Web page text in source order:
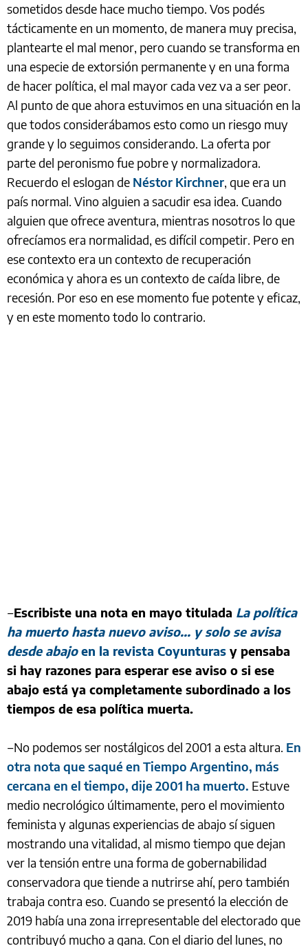
sometidos desde hace mucho tiempo. Vos podés
tácticamente en un momento, de manera muy precisa,
plantearte el mal menor, pero cuando se transforma en
una especie de extorsión permanente y en una forma
de hacer política, el mal mayor cada vez va a ser peor.
Al punto de que ahora estuvimos en una situación en la
que todos considerábamos esto como un riesgo muy
grande y lo seguimos considerando. La oferta por
parte del peronismo fue pobre y normalizadora.
Recuerdo el eslogan de Néstor Kirchner, que era un
país normal. Vino alguien a sacudir esa idea. Cuando
alguien que ofrece aventura, mientras nosotros lo que
ofrecíamos era normalidad, es difícil competir. Pero en
ese contexto era un contexto de recuperación
económica y ahora es un contexto de caída libre, de
recesión. Por eso en ese momento fue potente y eficaz,
y en este momento todo lo contrario.
‒Escribiste una nota en mayo titulada La política
ha muerto hasta nuevo aviso... y solo se avisa
desde abajoen la revista Coyunturas y pensaba
si hay razones para esperar ese aviso o si ese
abajo está ya completamente subordinado a los
tiempos de esa política muerta.
‒No podemos ser nostálgicos del 2001 a esta altura. En
otra nota que saqué en Tiempo Argentino, más
cercana en el tiempo, dije 2001 ha muerto. Estuve
medio necrológico últimamente, pero el movimiento
feminista y algunas experiencias de abajo sí siguen
mostrando una vitalidad, al mismo tiempo que dejan
ver la tensión entre una forma de gobernabilidad
conservadora que tiende a nutrirse ahí, pero también
trabaja contra eso. Cuando se presentó la elección de
2019 había una zona irrepresentable del electorado que
contribuyó mucho a gana. Con el diario del lunes, no